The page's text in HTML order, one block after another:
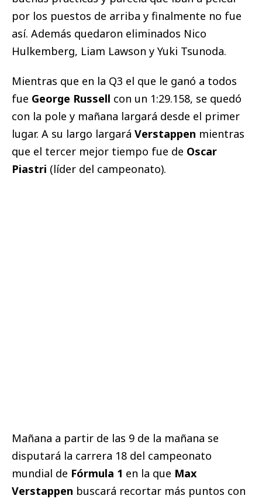
por los puestos de arriba y finalmente no fue
así. Además quedaron eliminados Nico
Hulkemberg, Liam Lawson y Yuki Tsunoda.
Mientras que en la Q3 el que le ganó a todos
fue George Russell con un 1:29.158, se quedó
con la pole y mañana largará desde el primer
lugar. A su largo largará Verstappen mientras
que el tercer mejor tiempo fue de Oscar
Piastri (líder del campeonato).
Mañana a partir de las 9 de la mañana se
disputará la carrera 18 del campeonato
mundial de Fórmula 1 en la que Max
Verstappen buscará recortar más puntos con